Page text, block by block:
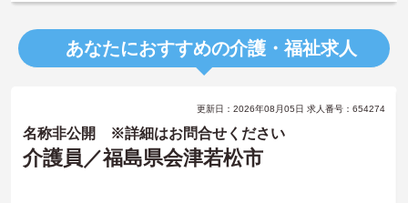
あなたにおすすめの介護・福祉求人
更新日：2026年08月05日 求人番号：654274
名称非公開 ※詳細はお問合せください
介護員／福島県会津若松市